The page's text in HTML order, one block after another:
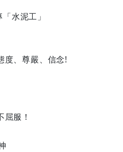
水泥工」
度、尊嚴、信念!
服！